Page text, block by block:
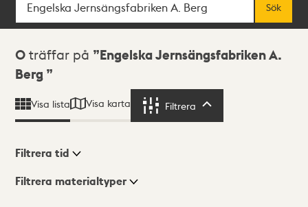
Sök
Sökresultat
0 träffar på
Engelska Jernsängsfabriken A.
Berg
Visa lista Visa karta Filtrera
Visningsläge
Filtrera tid
Filtrera materialtyper